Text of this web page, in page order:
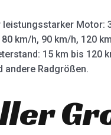
Motor:
km/h, 90 km/h, 120
15 km bis 120
andere Radgrößen.